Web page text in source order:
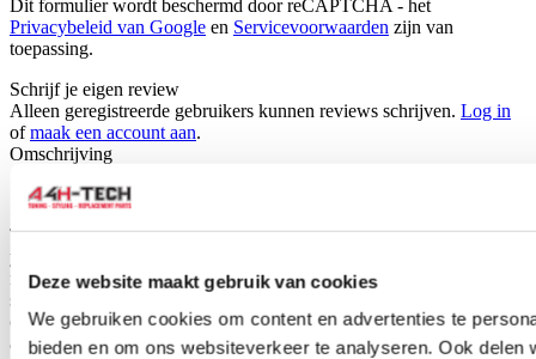
Deze website maakt gebruik van cookies
We gebruiken cookies om content en advertenties te
bieden en om ons websiteverkeer te analyseren. Ook
Dit formulier wordt beschermd door reCAPTCHA - het
Privacybeleid van Google en Servicevoorwaarden zijn van
toepassing.
Schrijf je eigen review
Alleen geregistreerde gebruikers kunnen reviews schrijven. Log in
ofmaak een account aan.
Omschrijving
Set Premium Velour car mats suitable for your Honda Civic coupe.
These mats are made of beautiful velour, are specially tailored for
your car type and therefore will fit perfectly. H-Gear premium car
mats are made of durable black velour fabric and also have the
standard mounting holes for easy fitting into your car, just like the
original mats. They have a anti-slip surface so the mats will not slip
away.